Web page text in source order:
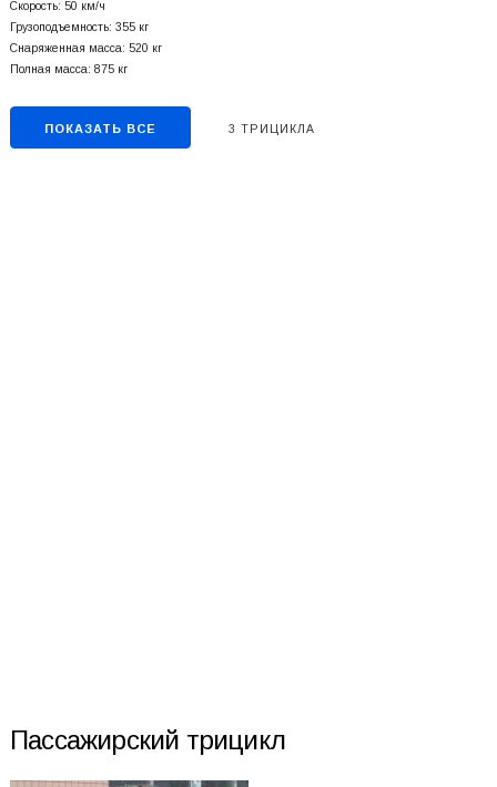
Скорость: 50 км/ч
Грузоподъемность: 355 кг
Снаряженная масса: 520 кг
Полная масса: 875 кг
ПОКАЗАТЬ ВСЕ 3 ТРИЦИКЛА
Пассажирский трицикл